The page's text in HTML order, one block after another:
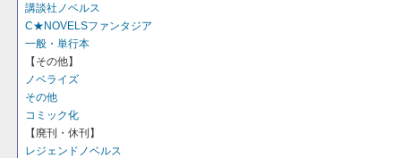
講談社ノベルス
C★NOVELSファンタジア
一般・単行本
【その他】
ノベライズ
その他
コミック化
【廃刊・休刊】
レジェンドノベルス